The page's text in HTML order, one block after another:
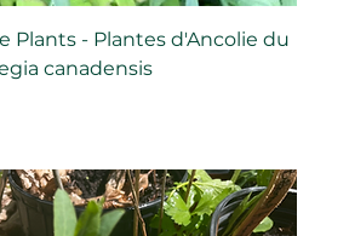
Plants - Plantes d'Ancolie du
canadensis